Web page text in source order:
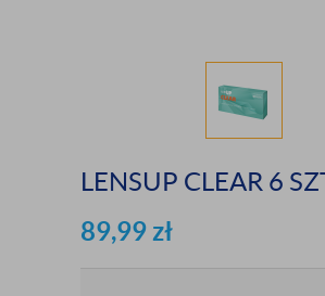
LENSUP CLEAR 6
89,99 zł